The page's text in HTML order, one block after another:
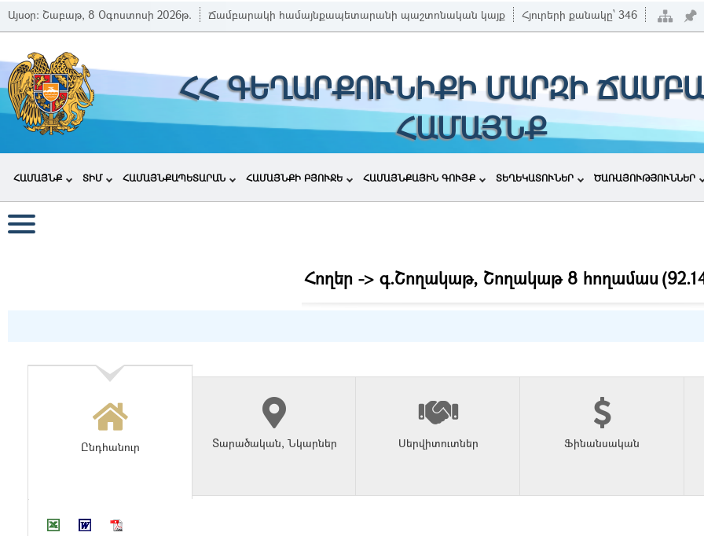
Այսօր: Շաբաթ, 8 Օգոստոսի 2026թ. Ճամբարակի համայնքապետարանի պաշտոնական կայք Հյուրերի քանակը՝ 346
ՀՀ ԳԵՂԱՐՔՈՒՆԻՔԻ ՄԱՐԶԻ
ՀԱՄԱՅՆՔ
ՀԱՄԱՅՆՔ ՏԻՄ ՀԱՄԱՅՆՔԱՊԵՏԱՐԱՆ ՀԱՄԱՅՆՔԻ ԲՅՈՒՋԵ ՀԱՄԱՅՆՔԱՅԻՆ ԳՈՒՅՔ ՏԵՂԵԿԱՏՈՒՆԵՐ ԾԱՌԱՅՈՒԹՅՈՒՆՆԵՐ
Հողեր -> գ.Շողակաթ, Շողակաթ 8 հողամաս
Ընդհանուր Տարածական, Նկարներ Սերվիտուտներ Ֆինանսական